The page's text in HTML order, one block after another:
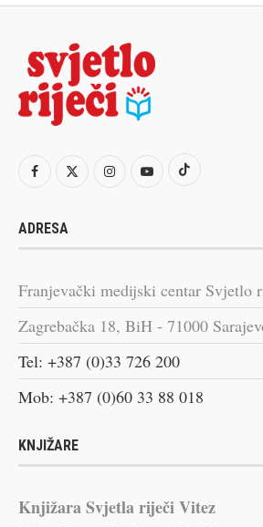
ADRESA
Franjevački medijski centar Svjetlo
Zagrebačka 18, BiH - 71000
Tel: +387 (0)33 726 200
Mob: +387 (0)60 33 88 018
KNJIŽARE
Knjižara Svjetla riječi Vitez